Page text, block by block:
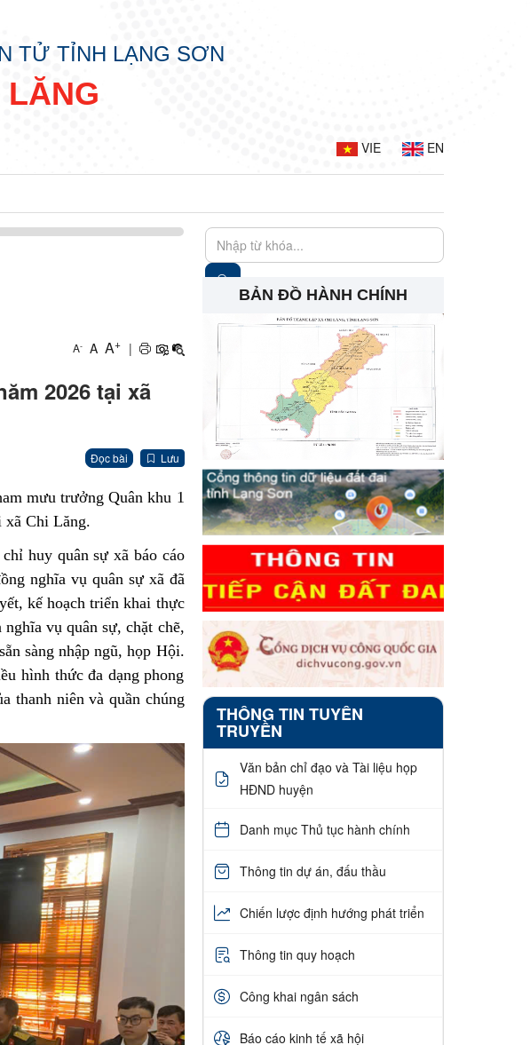
TỬ TỈNH LẠNG SƠN
LĂNG
VIE EN
A- A A+ |
2026 tại xã
Đọc bài Lưu
mưu trưởng Quân khu 1
xã Chi Lăng.
huy quân sự xã báo cáo
nghĩa vụ quân sự xã đã
kế hoạchtriển khai thực
vụ quân sự, chặt chẽ,
sàng nhập ngũ, họp Hội.
hình thức đa dạng phong
thanh niên và quần chúng
BẢN ĐỒ HÀNH CHÍNH
THÔNG TIN TUYÊN
TRUYỀN
Văn bản chỉ đạo và Tài liệu họp
HĐND huyện
Danh mục Thủ tục hành chính
Thông tin dự án, đấu thầu
Chiến lược định hướng phát triển
Thông tin quy hoạch
Công khai ngân sách
Báo cáo kinh tế xã hội